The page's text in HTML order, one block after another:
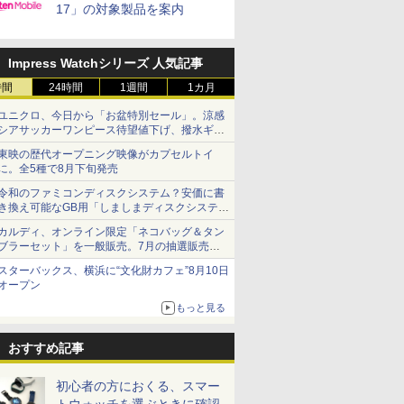
17」の対象製品を案内
Impress Watchシリーズ 人気記事
24時間 1週間 1カ月
ニクロ、今日から「お盆特別セール」。涼感
アサッカーワンピース待望値下げ、撥水ギア
ョーツは1990円に
映の歴代オープニング映像がカプセルトイ
。全5種で8月下旬発売
和のファミコンディスクシステム？安価に書
換え可能なGB用「しましまディスクシステ
」
ルディ、オンライン限定「ネコバッグ＆タン
ラーセット」を一般販売。7月の抽選販売の
選無効分
ターバックス、横浜に“文化財カフェ”8月10日
ープン
もっと見る
おすすめ記事
初心者の方におくる、スマー